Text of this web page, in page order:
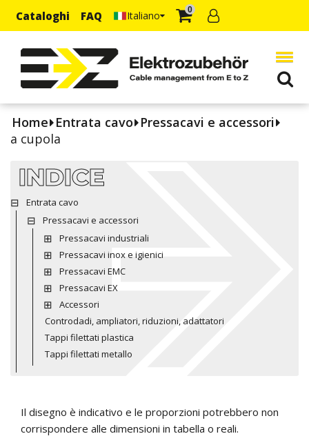
Cataloghi FAQ Italiano 0
Home Entrata cavo Pressacavi e accessori
a cupola
INDICE
Entrata cavo
Pressacavi e accessori
Pressacavi industriali
Pressacavi inox e igienici
Pressacavi EMC
Pressacavi EX
Accessori
Controdadi, ampliatori, riduzioni, adattatori
Tappi filettati plastica
Tappi filettati metallo
Il disegno è indicativo e le proporzioni potrebbero non
corrispondere alle dimensioni in tabella o reali.